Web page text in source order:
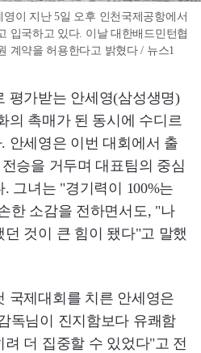
이 지난 5일 오후 인천국제공항에서
입국하고 있다. 이날 대한배드민턴협
계약을 허용한다고 밝혔다 / 뉴스1
평가받는 안세영(삼성생명)
의 촉매가 된 동시에 수디르
안세영은 이번 대회에서 출
승을 거두며 대표팀의 중심
그녀는 "경기력이 100%는
한 소감을 전하면서도, "나
것이 큰 힘이 됐다"고 말했
국제대회를 치른 안세영은
독님이 진지함보다 유쾌함
더 집중할 수 있었다"고 전